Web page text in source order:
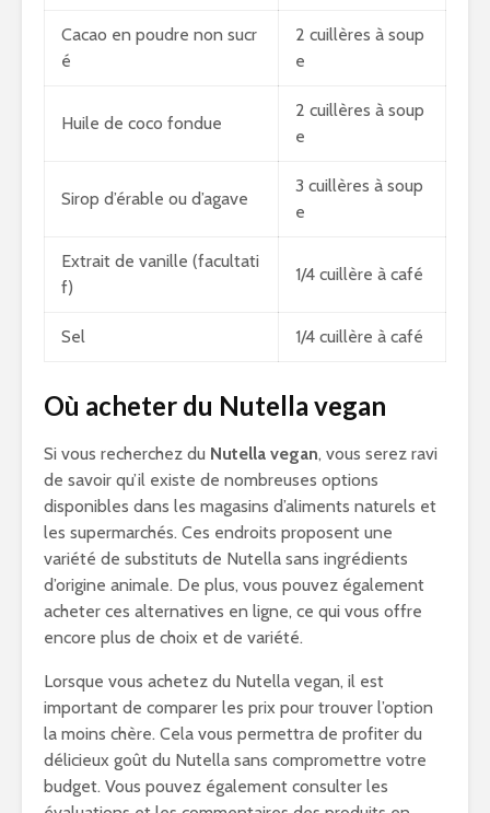
Cacao en poudre non sucr
é
2 cuillères à soup
e
Huile de coco fondue
2 cuillères à soup
e
Sirop d’érable ou d’agave
3 cuillères à soup
e
Extrait de vanille (facultati
f)
1/4 cuillère à café
Sel 1/4 cuillère à café
Où acheter du Nutella vegan
Si vous recherchez du Nutella vegan, vous serez ravi
de savoir qu’il existe de nombreuses options
disponibles dans les magasins d’aliments naturels et
les supermarchés. Ces endroits proposent une
variété de substituts de Nutella sans ingrédients
d’origine animale. De plus, vous pouvez également
acheter ces alternatives en ligne, ce qui vous offre
encore plus de choix et de variété.
Lorsque vous achetez du Nutella vegan, il est
important de comparer les prix pour trouver l’option
la moins chère. Cela vous permettra de profiter du
délicieux goût du Nutella sans compromettre votre
budget. Vous pouvez également consulter les